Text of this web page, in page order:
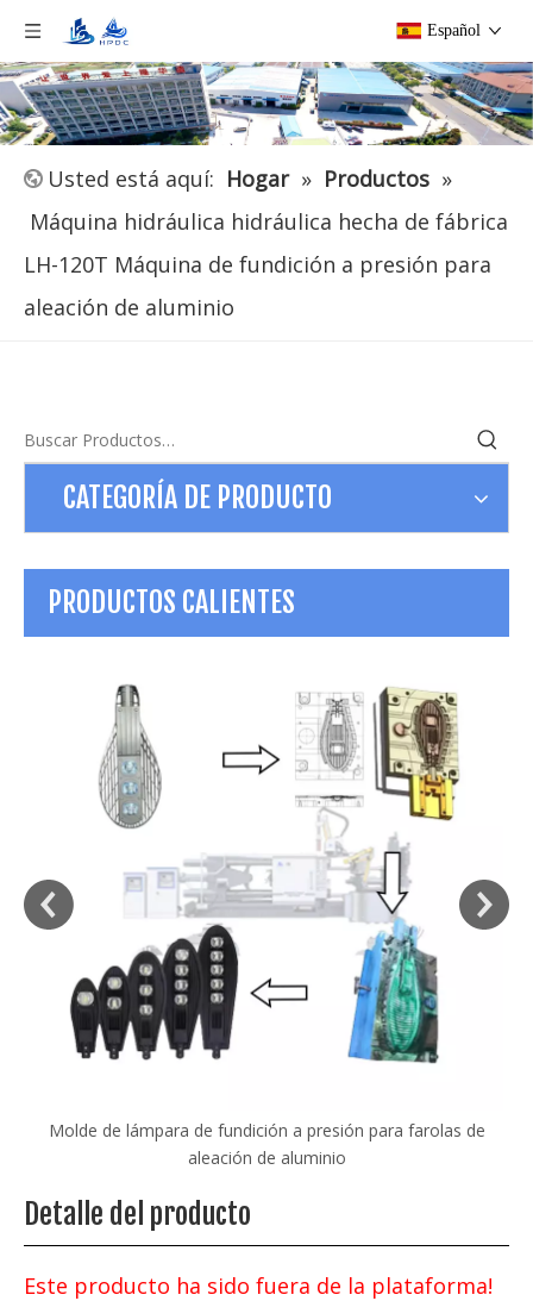
Español
Usted está aquí: Hogar » Productos »
Máquina hidráulica hidráulica hecha de fábrica
LH-120T Máquina de fundición a presión para
aleación de aluminio
CATEGORÍA DE PRODUCTO
PRODUCTOS CALIENTES
Molde de lámpara de fundición a presión para farolas de
aleación de aluminio
Detalle del producto
Este producto ha sido fuera de la plataforma!